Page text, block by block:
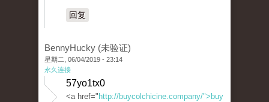
回复
BennyHucky (未验证)
星期二, 06/04/2019 - 23:14
永久连接
57yo1tx0
<a href=" http://buycolchicine.company/">buy